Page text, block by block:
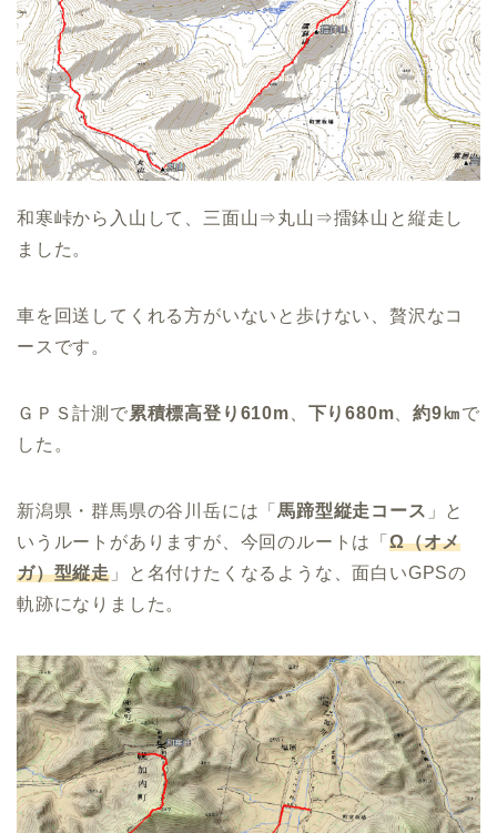
和寒峠から入山して、三面山⇒丸山⇒擂鉢山と縦走し
ました。
車を回送してくれる方がいないと歩けない、贅沢なコ
ースです。
ＧＰＳ計測で累積標高登り610m 下り680m 、約9㎞で
した。
新潟県・群馬県の谷川岳には「馬蹄型縦走コース 」と
いうルートがありますが、今回のルートは「 Ω（オメ
ガ）型縦走 」と名付けたくなるような、面白いGPSの
軌跡になりました。